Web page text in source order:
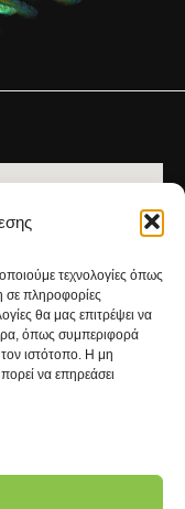
τεχνολογίες όπως
σε πληροφορίες
θα μας επιτρέψει να
όπως συμπεριφορά
ιστότοπο. Η μη
να επηρεάσει